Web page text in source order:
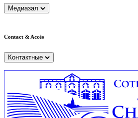
Медиазал
Contact & Accès
Контактные